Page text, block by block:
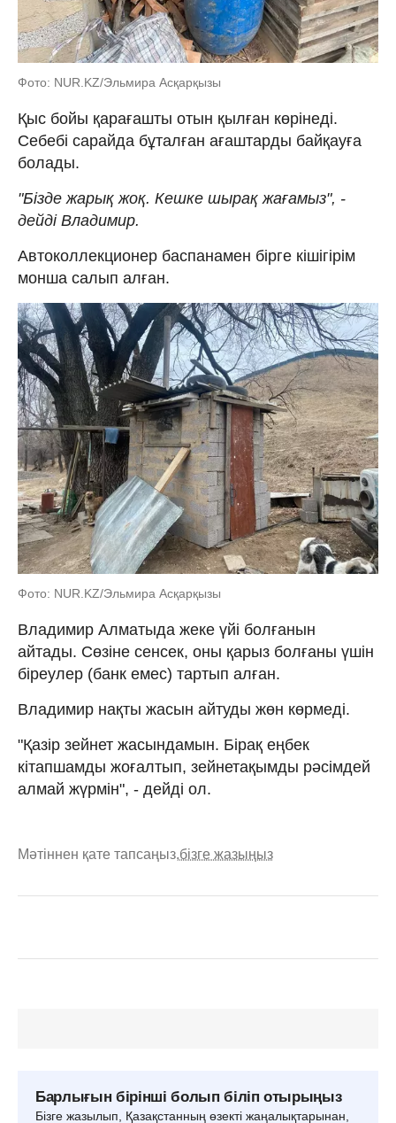
Фото: NUR.KZ/Эльмира Асқарқызы
Қыс бойы қарағашты отын қылған көрінеді.
Себебі сарайда бұталған ағаштарды байқауға
болады.
"Бізде жарық жоқ. Кешке шырақ жағамыз", -
дейді Владимир.
Автоколлекционер баспанамен бірге кішігірім
монша салып алған.
Фото: NUR.KZ/Эльмира Асқарқызы
Владимир Алматыда жеке үйі болғанын
айтады. Сөзіне сенсек, оны қарыз болғаны үшін
біреулер (банк емес) тартып алған.
Владимир нақты жасын айтуды жөн көрмеді.
"Қазір зейнет жасындамын. Бірақ еңбек
кітапшамды жоғалтып, зейнетақымды рәсімдей
алмай жүрмін", - дейді ол.
Мәтіннен қате тапсаңыз,бізге жазыңыз
Барлығын бірінші болып біліп отырыңыз
Бізге жазылып, Қазақстанның өзекті жаңалықтарынан,